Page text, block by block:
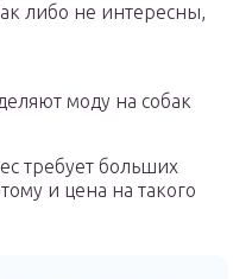
либо не интересны,
моду на собак
требует больших
и цена на такого